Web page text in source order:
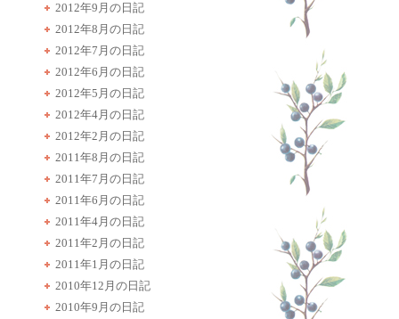
2012年9月の日記
2012年8月の日記
2012年7月の日記
2012年6月の日記
2012年5月の日記
2012年4月の日記
2012年2月の日記
2011年8月の日記
2011年7月の日記
2011年6月の日記
2011年4月の日記
2011年2月の日記
2011年1月の日記
2010年12月の日記
2010年9月の日記